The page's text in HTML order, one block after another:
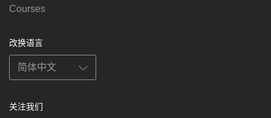
Courses
改换语言
关注我们